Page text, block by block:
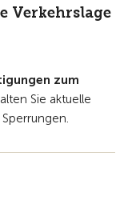
Verkehrslage
zum
Sie aktuelle